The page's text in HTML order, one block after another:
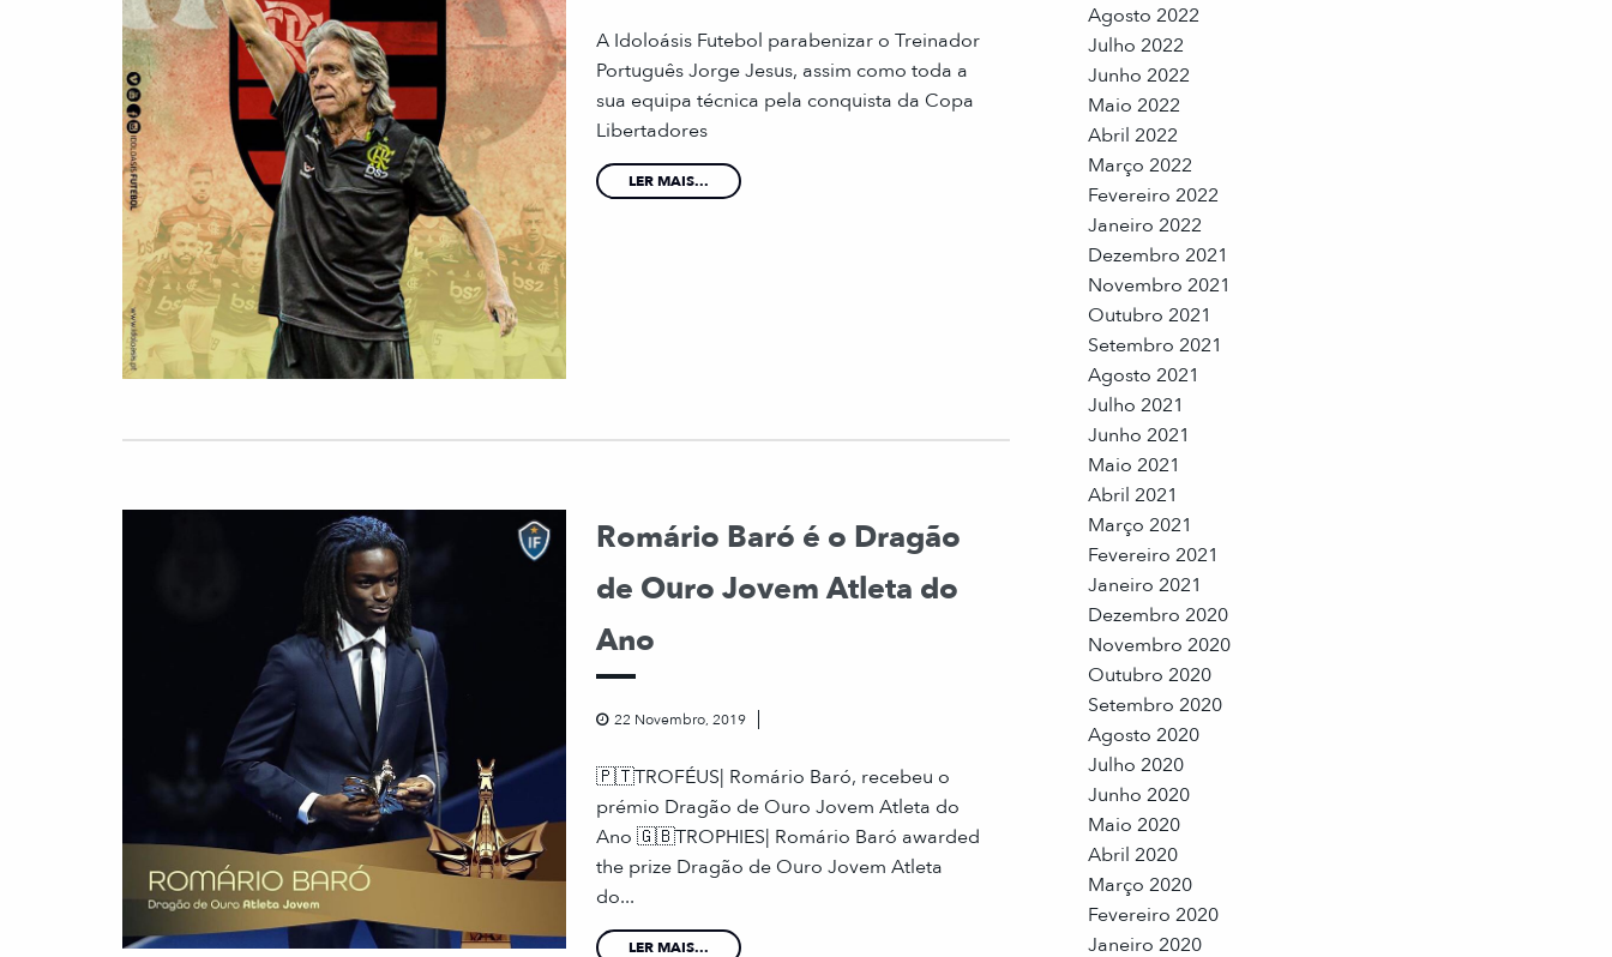
A Idoloásis Futebol parabenizar o Treinador
Português Jorge Jesus, assim como toda a
sua equipa técnica pela conquista da Copa
Libertadores
LER MAIS...
Romário Baró é o Dragão
de Ouro Jovem Atleta do
Ano
22 Novembro, 2019
🇵🇹TROFÉUS| Romário Baró, recebeu o
prémio Dragão de Ouro Jovem Atleta do
Ano 🇬🇧TROPHIES| Romário Baró awarded
the prize Dragão de Ouro Jovem Atleta
do...
LER MAIS...
Agosto 2022
Julho 2022
Junho 2022
Maio 2022
Abril 2022
Março 2022
Fevereiro 2022
Janeiro 2022
Dezembro 2021
Novembro 2021
Outubro 2021
Setembro 2021
Agosto 2021
Julho 2021
Junho 2021
Maio 2021
Abril 2021
Março 2021
Fevereiro 2021
Janeiro 2021
Dezembro 2020
Novembro 2020
Outubro 2020
Setembro 2020
Agosto 2020
Julho 2020
Junho 2020
Maio 2020
Abril 2020
Março 2020
Fevereiro 2020
Janeiro 2020